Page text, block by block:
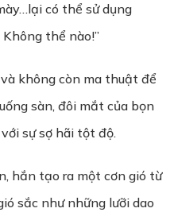
có thể sử dụng
thể nào!”
không còn ma thuật để
sàn, đôi mắt của bọn
sự sợ hãi tột độ.
hắn tạo ra một cơn gió từ
sắc như những lưỡi dao